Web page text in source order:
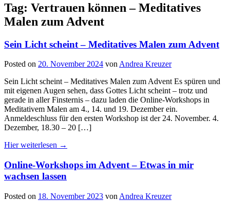
Tag: Vertrauen können – Meditatives
Malen zum Advent
Sein Licht scheint – Meditatives Malen zum Advent
Posted on 20. November 2024 von Andrea Kreuzer
Sein Licht scheint – Meditatives Malen zum Advent Es spüren und
mit eigenen Augen sehen, dass Gottes Licht scheint – trotz und
gerade in aller Finsternis – dazu laden die Online-Workshops in
Meditativem Malen am 4., 14. und 19. Dezember ein.
Anmeldeschluss für den ersten Workshop ist der 24. November. 4.
Dezember, 18.30 – 20 […]
Hier weiterlesen →
Online-Workshops im Advent – Etwas in mir
wachsen lassen
Posted on 18. November 2023 von Andrea Kreuzer